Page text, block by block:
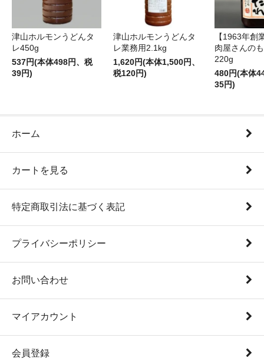
津山ホルモンうどんタ
レ450g
537円(本体498円、税
39円)
津山ホルモンうどんタ
レ業務用2.1kg
1,620円(本体1,500円、
税120円)
【1963年創
肉屋さんの
220g
480円(本体
35円)
ホーム
カートを見る
特定商取引法に基づく表記
プライバシーポリシー
お問い合わせ
マイアカウント
会員登録